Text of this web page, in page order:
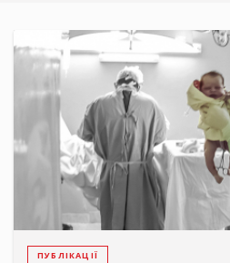
ПУБЛІКАЦІЇ